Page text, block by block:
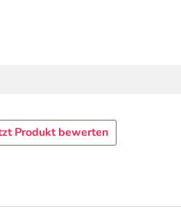
Produkt bewerten